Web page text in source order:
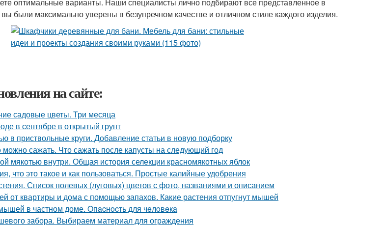
были максимально уверены в безупречном качестве и отличном стиле каждого изделия.
на сайте:
садовые цветы. Три месяца
в сентябре в открытый грунт
в приствольные круги. Добавление статьи в новую подборку
можно сажать. Что сажать после капусты на следующий год
мякотью внутри. Общая история селекции красномякотных яблок
что это такое и как пользоваться. Простые калийные удобрения
Список полевых (луговых) цветов с фото, названиями и описанием
от квартиры и дома с помощью запахов. Какие растения отпугнут мышей
в частном доме. Oпacнocть для чeлoвeкa
забора. Выбираем материал для ограждения